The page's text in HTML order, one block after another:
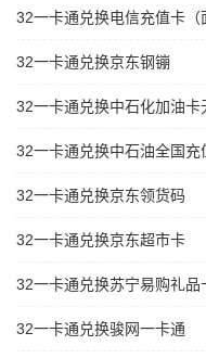
32一卡通兑换电信充值卡（
32一卡通兑换京东钢镚
32一卡通兑换中石化加油卡
32一卡通兑换中石油全国充
32一卡通兑换京东领货码
32一卡通兑换京东超市卡
32一卡通兑换苏宁易购礼品
32一卡通兑换骏网一卡通